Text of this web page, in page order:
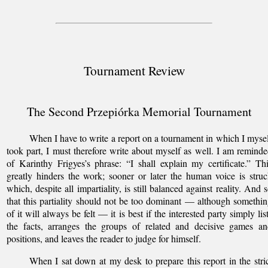
Tournament Review
The Second Przepiórka Memorial Tournament
When I have to write a report on a tournament in which I
took part, I must therefore write about myself as well. I am
of Karinthy Frigyes’s phrase: “I shall explain my certificate.”
greatly hinders the work; sooner or later the human voice is
which, despite all impartiality, is still balanced against reality. And
that this partiality should not be too dominant — although
of it will always be felt — it is best if the interested party simply
the facts, arranges the groups of related and decisive games
positions, and leaves the reader to judge for himself.
When I sat down at my desk to prepare this report in the